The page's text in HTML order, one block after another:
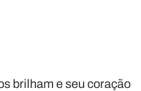
brilham e seu coração